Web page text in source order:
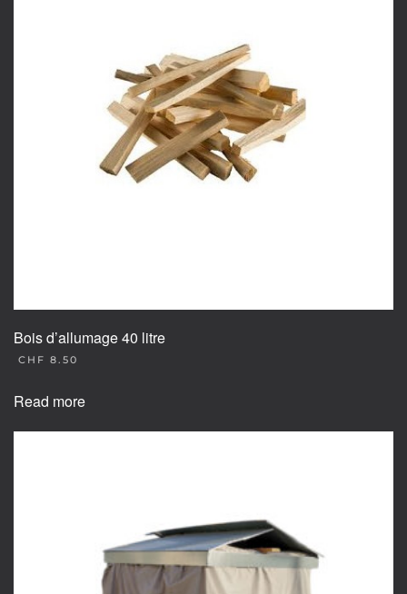
Bois d’allumage 40 litre
CHF 8.50
Read more